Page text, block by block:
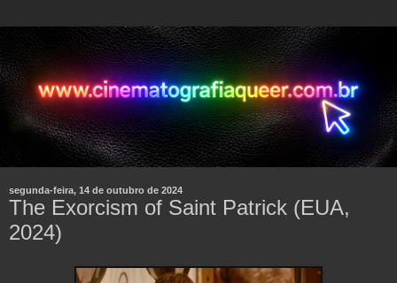
segunda-feira, 14 de outubro de 2024
The Exorcism of Saint Patrick (EUA,
2024)